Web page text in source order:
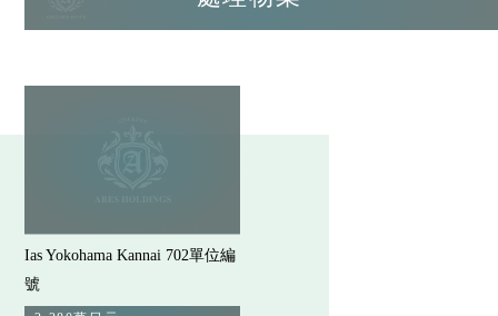
Ias Yokohama Kannai 702單位編
號